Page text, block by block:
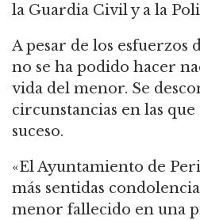
la Guardia Civil y a la
A pesar de los esfuerzos
no se ha podido hacer
vida del menor. Se
circunstancias en las
suceso.
«El Ayuntamiento de
más sentidas
menor fallecido en una